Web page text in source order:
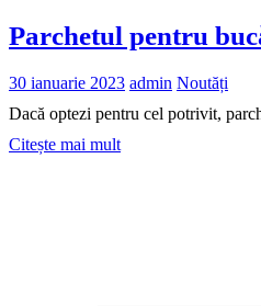
Parchetul pentru
30 ianuarie 2023 admin Noutăți
Dacă optezi pentru cel potrivit,
Citește mai mult